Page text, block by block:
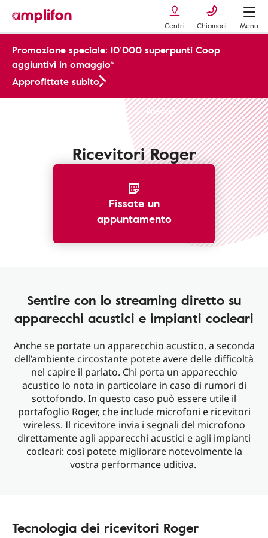
Centri Chiamaci Menu
Promozione speciale: 10’000 superpunti Coop
aggiuntivi in omaggio*
Approfittate subito
Accessori Ricevitori
Ricevitori Roger
Fissate un
appuntamento
Sentire con lo streaming diretto su
apparecchi acustici e impianti cocleari
Anche se portate un apparecchio acustico, a seconda
dell’ambiente circostante potete avere delle difficoltà
nel capire il parlato. Chi porta un apparecchio
acustico lo nota in particolare in caso di rumori di
sottofondo. In questo caso può essere utile il
portafoglio Roger, che include microfoni e ricevitori
wireless. Il ricevitore invia i segnali del microfono
direttamente agli apparecchi acustici e agli impianti
cocleari: così potete migliorare notevolmente la
vostra performance uditiva.
Tecnologia dei ricevitori Roger